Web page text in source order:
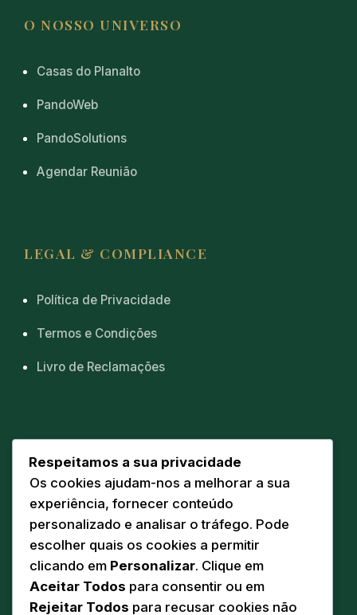
O NOSSO UNIVERSO
Casas do Planalto
PandoWeb
PandoSolutions
Agendar Reunião
LEGAL & COMPLIANCE
Política de Privacidade
Termos e Condições
Livro de Reclamações
Sede
Av. Eng. Duarte Pacheco 20 A
5160-218 Torre de Moncorvo
✉️ Comunicação
geral@pandodasilva.pt
Respeitamos a sua privacidade
Os cookies ajudam-nos a melhorar a sua
experiência, fornecer conteúdo
personalizado e analisar o tráfego. Pode
escolher quais os cookies a permitir
clicando em Personalizar. Clique em
Aceitar Todos para consentir ou em
Rejeitar Todos para recusar cookies não